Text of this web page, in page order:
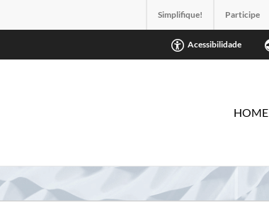
Simplifique! Participe
Acessibilidade
HOME